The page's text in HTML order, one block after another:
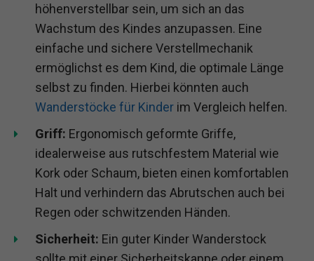
höhenverstellbar sein, um sich an das
Wachstum des Kindes anzupassen. Eine
einfache und sichere Verstellmechanik
ermöglichst es dem Kind, die optimale Länge
selbst zu finden. Hierbei könnten auch
Wanderstöcke für Kinder im Vergleich helfen.
Griff: Ergonomisch geformte Griffe,
idealerweise aus rutschfestem Material wie
Kork oder Schaum, bieten einen komfortablen
Halt und verhindern das Abrutschen auch bei
Regen oder schwitzenden Händen.
Sicherheit: Ein guter Kinder Wanderstock